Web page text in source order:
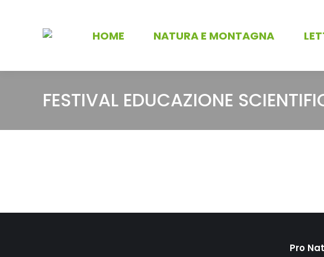
HOME NATURA E MONTAGNA
FESTIVAL EDUCAZIONE
Pro